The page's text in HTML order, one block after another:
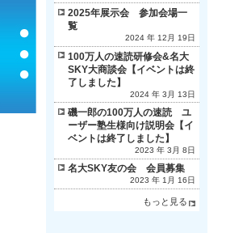
2025年展示会 参加会場一
覧
2024 年 12月 19日
100万人の速読研修会&名大
SKY大商談会【イベントは終
了しました】
2024 年 3月 13日
磯一郎の100万人の速読 ユ
ーザー塾生様向け説明会【イ
ベントは終了しました】
2023 年 3月 8日
名大SKY友の会 会員募集
2023 年 1月 16日
もっと見る